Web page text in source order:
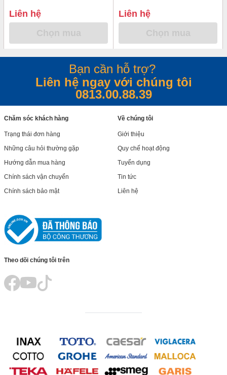
Liên hệ
Liên hệ
Bạn cần hỗ trợ?
Liên hệ ngay với chúng tôi
0813.00.88.39
Chăm sóc khách hàng
Trạng thái đơn hàng
Những câu hỏi thường gặp
Hướng dẫn mua hàng
Chính sách vận chuyển
Chính sách bảo mật
Về chúng tôi
Giới thiệu
Quy chế hoạt động
Tuyển dụng
Tin tức
Liên hệ
Theo dõi chúng tôi trên